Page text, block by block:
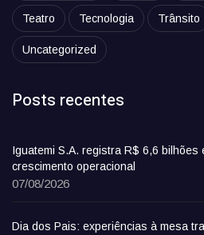
Teatro Tecnologia Trânsito
Uncategorized
Posts recentes
Iguatemi S.A. registra R$ 6,6 bilhões
crescimento operacional
07/08/2026
Dia dos Pais: experiências à mesa